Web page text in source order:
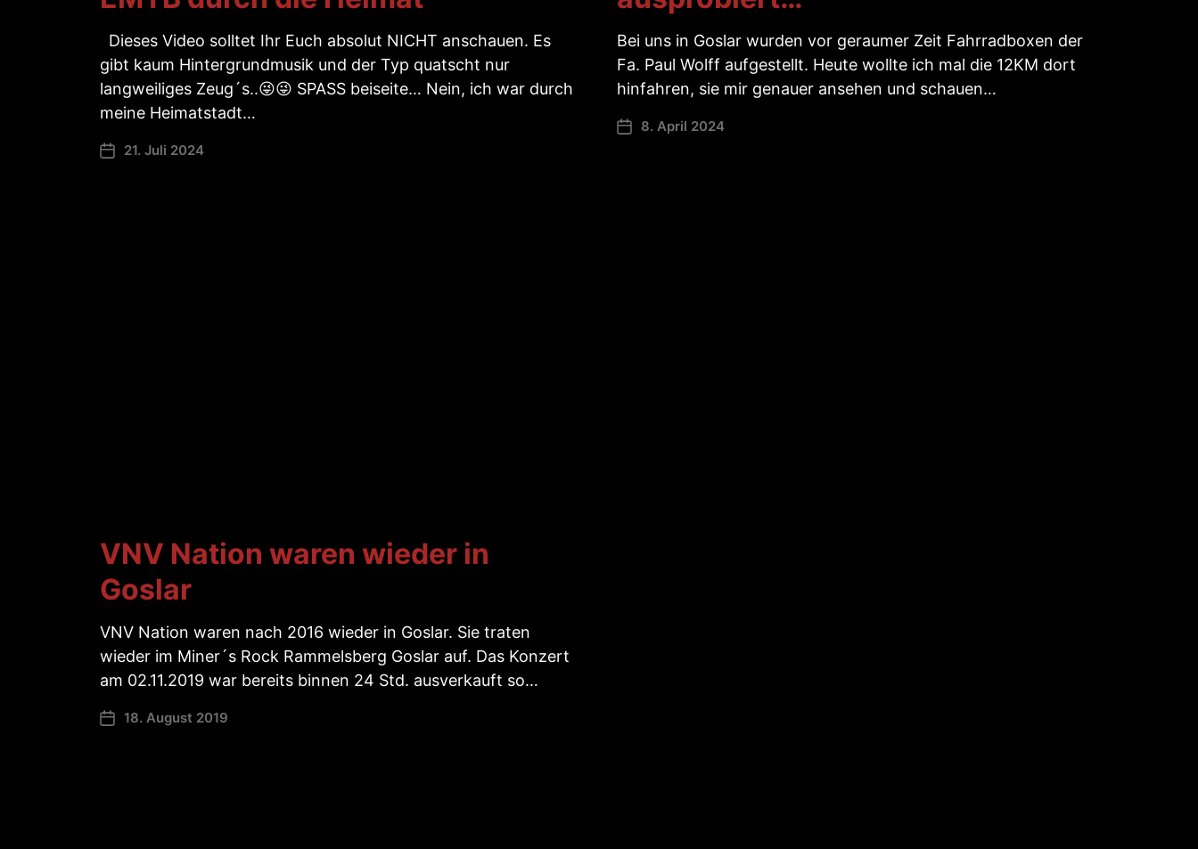
Dieses Video solltet Ihr Euch absolut NICHT anschauen. Es
gibt kaum Hintergrundmusik und der Typ quatscht nur
langweiliges Zeug´s..😜😜 SPASS beiseite… Nein, ich war durch
meine Heimatstadt…
21. Juli 2024
Bei uns in Goslar wurden vor geraumer Zeit Fahrradboxen der
Fa. Paul Wolff aufgestellt. Heute wollte ich mal die 12KM dort
hinfahren, sie mir genauer ansehen und schauen…
8. April 2024
VNV Nation waren wieder in
Goslar
VNV Nation waren nach 2016 wieder in Goslar. Sie traten
wieder im Miner´s Rock Rammelsberg Goslar auf. Das Konzert
am 02.11.2019 war bereits binnen 24 Std. ausverkauft so…
18. August 2019